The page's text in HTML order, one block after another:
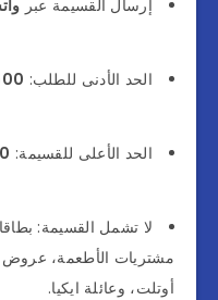
إرسال القسيمة عبر
الحد الأدنى للطلب: 500 ريال
الحد الأعلى للقسيمة:
لا تشمل القسيمة:
مشتريات الأطعمة، عروض
أوتلت، وعائلة ايكيا.